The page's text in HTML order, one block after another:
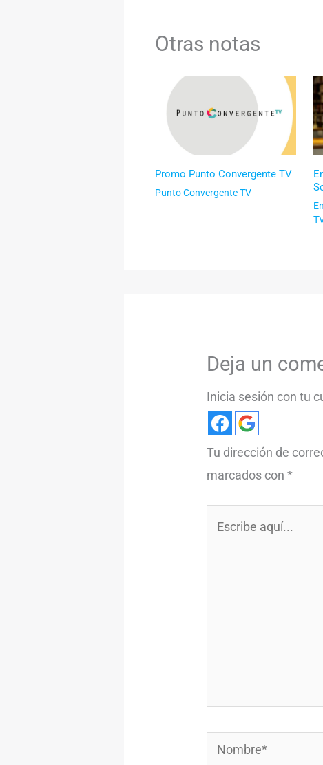
Otras notas
Promo Punto Convergente TV
Punto Convergente TV
Deja un
Inicia sesión con tu
Tu dirección de
marcados con*
Nombre*